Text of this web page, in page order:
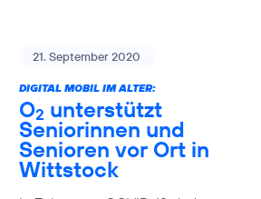
21. September 2020
DIGITAL MOBIL IM ALTER:
O2 unterstützt
Seniorinnen und
Senioren vor Ort in
Wittstock